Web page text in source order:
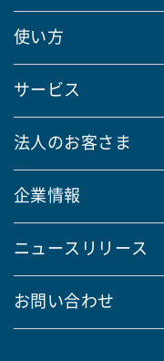
使い方
サービス
法人のお客さま
企業情報
ニュースリリース
お問い合わせ